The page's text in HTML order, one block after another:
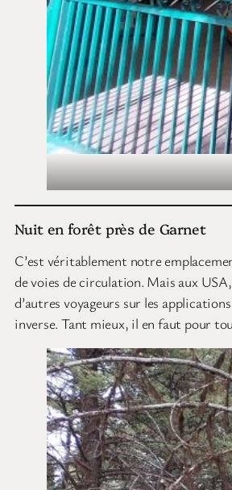
Nuit en forêt près de Garnet
C’est véritablement notre
de voies de circulation. Mais aux
d’autres voyageurs sur les
inverse. Tant mieux, il en faut pour